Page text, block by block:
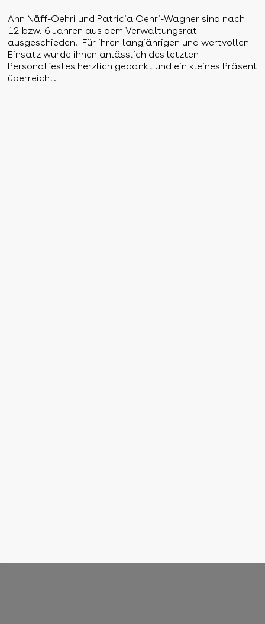
Ann Näff-Oehri und Patricia Oehri-Wagner sind nach
12 bzw. 6 Jahren aus dem Verwaltungsrat
ausgeschieden. Für ihren langjährigen und wertvollen
Einsatz wurde ihnen anlässlich des letzten
Personalfestes herzlich gedankt und ein kleines Präsent
überreicht.